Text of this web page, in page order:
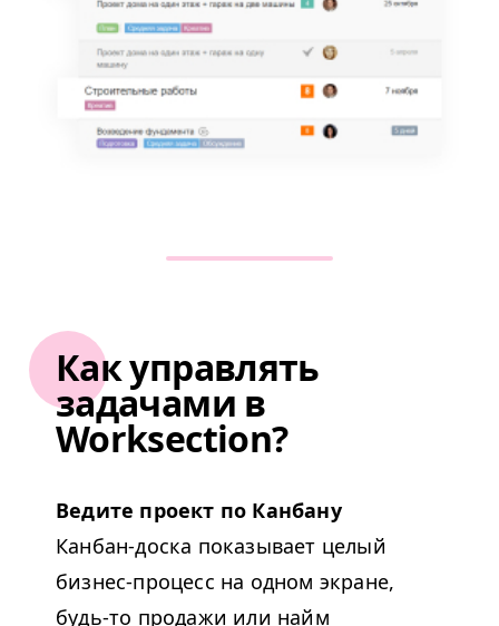
Как управлять
задачами в
Worksection?
Ведите проект по Канбану
Канбан-доска показывает целый
бизнес-процесс на одном экране,
будь-то продажи или найм